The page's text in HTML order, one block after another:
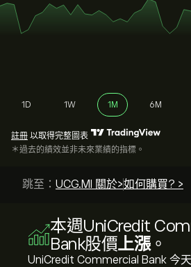
1D 1W 1M 6M
註冊 以取得完整圖表
＊過去的績效並非未來業績的指標。
跳至： UCG.MI 關於>如何購買? >
本週UniCredit
Bank股價上漲。
UniCredit Commercial Bank 今